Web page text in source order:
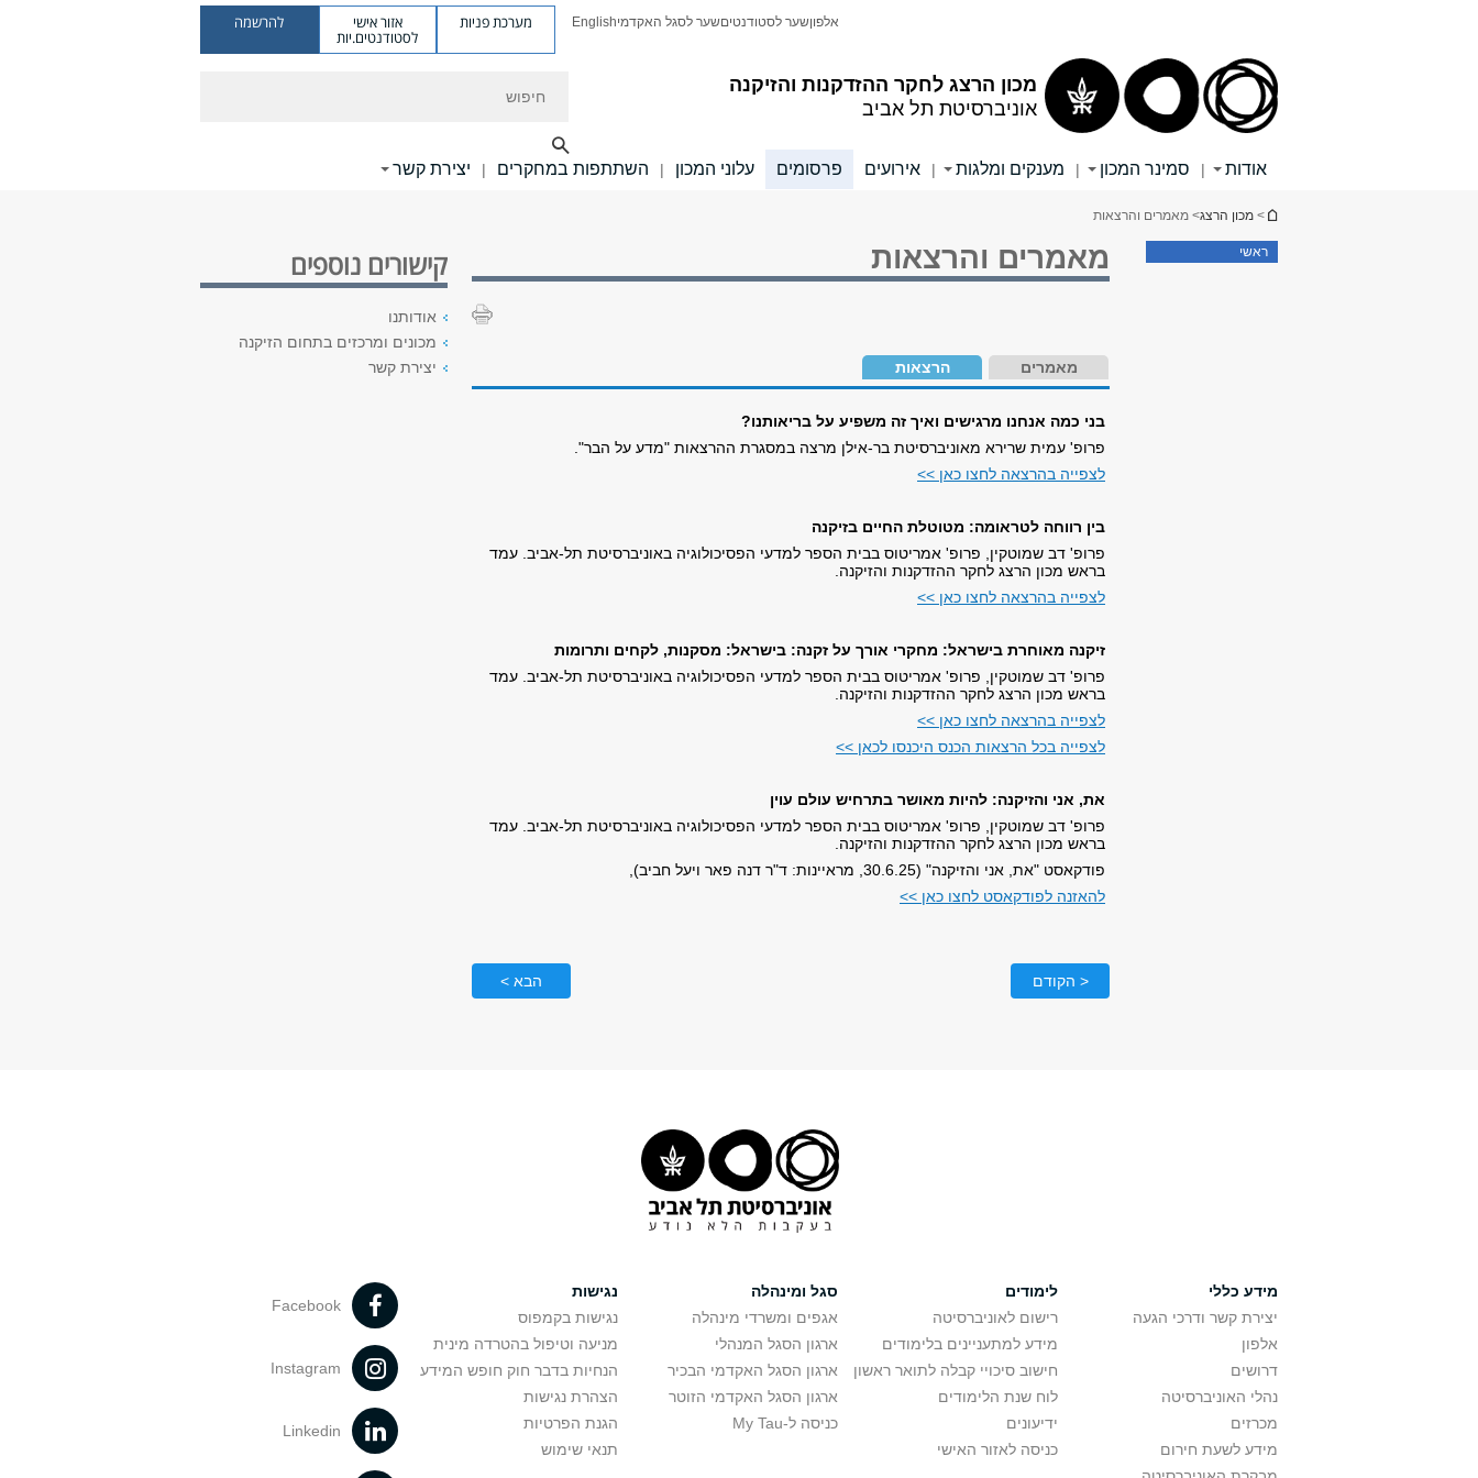
מכון הרצג לחקר ההזדקנות והזיקנה
אוניברסיטת תל אביב
אלפוןשער לסטודנטיםשער לסגל האקדמיEnglish מערכת פניות אזור אישי
לסטודנטים.יות
להרשמה
אודות | סמינר המכון | מענקים ומלגות | אירועים פרסומים עלוני המכון | השתתפות במחקרים | יצירת קשר
הינך נמצא כאן
> מכון הרצג> מאמרים והרצאות
ראשי מאמרים והרצאות
מאמרים הרצאות
בני כמה אנחנו מרגישים ואיך זה משפיע על בריאותנו?
פרופ' עמית שרירא מאוניברסיטת בר-אילן מרצה במסגרת ההרצאות "מדע על הבר".
לצפייה בהרצאה לחצו כאן >>
בין רווחה לטראומה: מטוטלת החיים בזיקנה
פרופ' דב שמוטקין, פרופ' אמריטוס בבית הספר למדעי הפסיכולוגיה באוניברסיטת תל-אביב. עמד
בראש מכון הרצג לחקר ההזדקנות והזיקנה.
לצפייה בהרצאה לחצו כאן >>
זיקנה מאוחרת בישראל: מחקרי אורך על זקנה: בישראל: מסקנות, לקחים ותרומות
פרופ' דב שמוטקין, פרופ' אמריטוס בבית הספר למדעי הפסיכולוגיה באוניברסיטת תל-אביב. עמד
בראש מכון הרצג לחקר ההזדקנות והזיקנה.
לצפייה בהרצאה לחצו כאן >>
לצפייה בכל הרצאות הכנס היכנסו לכאן >>
את, אני והזיקנה: להיות מאושר בתרחיש עולם עוין
פרופ' דב שמוטקין, פרופ' אמריטוס בבית הספר למדעי הפסיכולוגיה באוניברסיטת תל-אביב. עמד
בראש מכון הרצג לחקר ההזדקנות והזיקנה.
פודקאסט "את, אני והזיקנה" (30.6.25, מראיינות: ד"ר דנה פאר ויעל חביב),
להאזנה לפודקאסט לחצו כאן >>
< הקודם הבא >
קישורים נוספים
אודותנו
מכונים ומרכזים בתחום הזיקנה
יצירת קשר
מידע כללי
יצירת קשר ודרכי הגעה
אלפון
דרושים
נהלי האוניברסיטה
מכרזים
מידע לשעת חירום
לימודים
רישום לאוניברסיטה
מידע למתעניינים בלימודים
חישוב סיכויי קבלה לתואר ראשון
לוח שנת הלימודים
ידיעונים
כניסה לאזור האישי
סגל ומינהלה
אגפים ומשרדי מינהלה
ארגון הסגל המנהלי
ארגון הסגל האקדמי הבכיר
ארגון הסגל האקדמי הזוטר
כניסה ל-My Tau
נגישות
נגישות בקמפוס
מניעה וטיפול בהטרדה מינית
הנחיות בדבר חוק חופש המידע
הצהרת נגישות
הגנת הפרטיות
תנאי שימוש
Facebook
Instagram
Linkedin